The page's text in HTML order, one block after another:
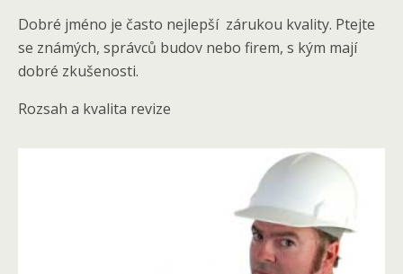
Dobré jméno je často nejlepší zárukou kvality. Ptejte
se známých, správců budov nebo firem, s kým mají
dobré zkušenosti.
Rozsah a kvalita revize